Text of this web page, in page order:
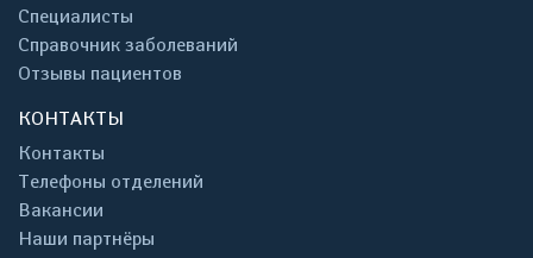
Специалисты
Справочник заболеваний
Отзывы пациентов
КОНТАКТЫ
Контакты
Телефоны отделений
Вакансии
Наши партнёры